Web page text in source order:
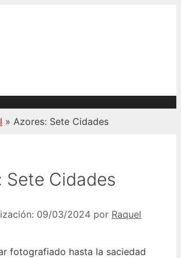
» Azores: Sete Cidades
Sete Cidades
09/03/2024 por Raquel
fotografiado hasta la saciedad